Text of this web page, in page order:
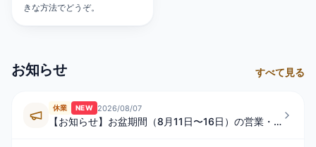
きな方法でどうぞ。
お知らせ すべて見る
休業 NEW 2026/08/07
【お知らせ】お盆期間（8月11日〜16日）の営業・発送スケジュールについて